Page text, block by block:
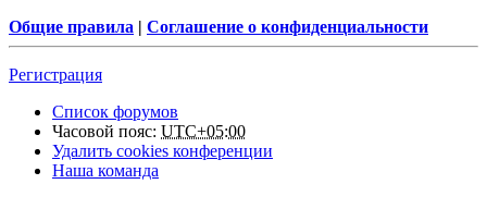
Общие правила | Соглашение о конфиденциальности
Регистрация
Список форумов
Часовой пояс: UTC+05:00
Удалить cookies конференции
Наша команда